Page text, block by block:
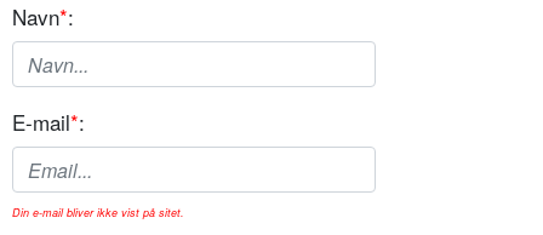
Navn*:
E-mail*:
Din e-mail bliver ikke vist på sitet.